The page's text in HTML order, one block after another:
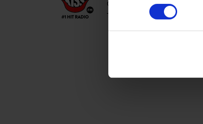
Vă puteți modifica sau
traficul. De asemenea,
care folosiți site-ul
021 318 8000 office@kissfm.ro
Termeni și condiții